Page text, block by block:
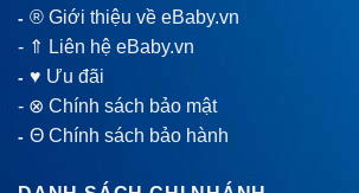
-® Giới thiệu về eBaby.vn
- ⇑ Liên hệ eBaby.vn
-♥ Ưu đãi
- ⊗ Chính sách bảo mật
-Θ Chính sách bảo hành